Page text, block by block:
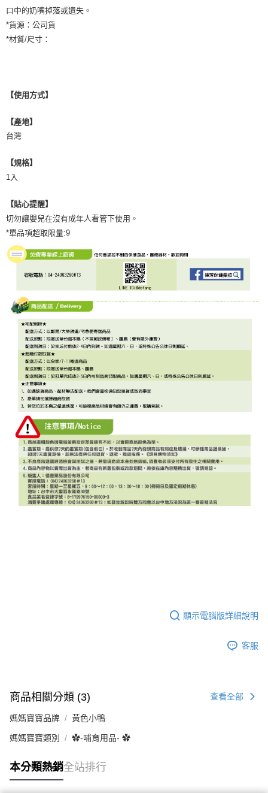
口中的奶嘴掉落或遺失。
*貨源：公司貨
*材質/尺寸：
【使用方式】
【產地】
台灣
【規格】
1入
【貼心提醒】
切勿讓嬰兒在沒有成年人看管下使用。
*單品項超取限量:9
顯示電腦版詳細說明
客服
商品相關分類 (3) 查看全部
媽媽寶寶品牌 黃色小鴨
媽媽寶寶類別 ✿-哺育用品- ✿
本分類熱銷全站排行